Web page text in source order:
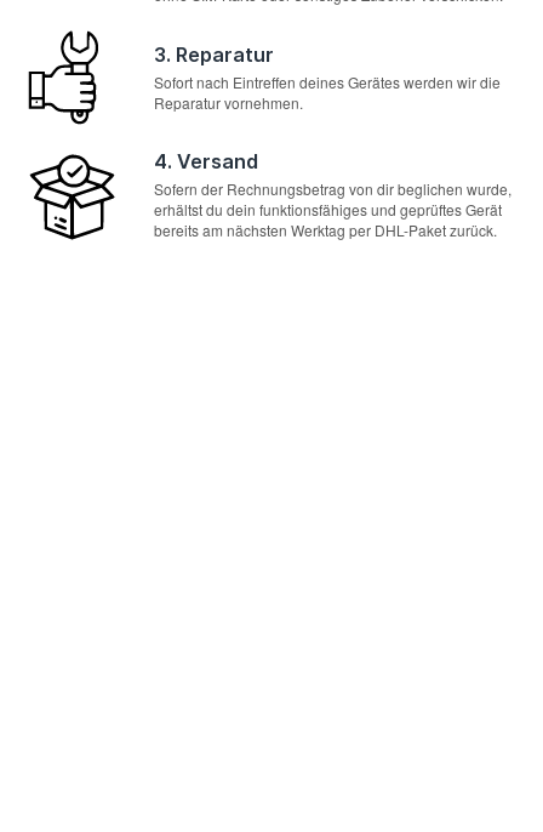
3. Reparatur
Sofort nach Eintreffen deines Gerätes werden wir die
Reparatur vornehmen.
4. Versand
Sofern der Rechnungsbetrag von dir beglichen wurde,
erhältst du dein funktionsfähiges und geprüftes Gerät
bereits am nächsten Werktag per DHL-Paket zurück.